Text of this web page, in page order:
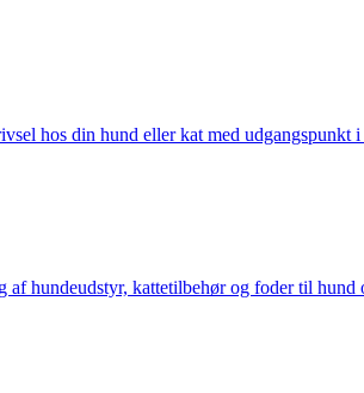
hos din hund eller kat med udgangspunkt
hundeudstyr, kattetilbehør og foder til